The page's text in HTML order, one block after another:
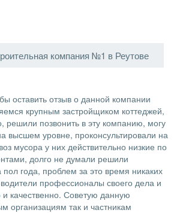
компания №1 в Реутове
оставить отзыв о данной компании
крупным застройщиком коттеджей,
решили позвонить в эту компанию, могу
высшем уровне, проконсультировали на
мусора у них действительно низкие по
долго не думали решили
пол года, проблем за это время никаких
профессионалы своего дела и
качественно. Советую данную
организациям так и частникам